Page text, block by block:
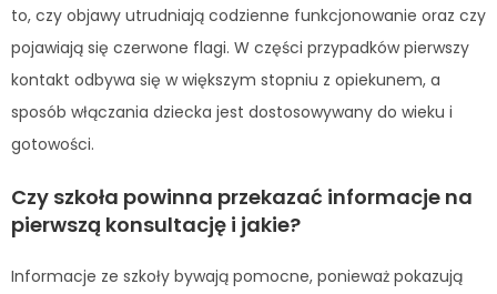
to, czy objawy utrudniają codzienne funkcjonowanie oraz czy
pojawiają się czerwone flagi. W części przypadków pierwszy
kontakt odbywa się w większym stopniu z opiekunem, a
sposób włączania dziecka jest dostosowywany do wieku i
gotowości.
Czy szkoła powinna przekazać informacje na
pierwszą konsultację i jakie?
Informacje ze szkoły bywają pomocne, ponieważ pokazują